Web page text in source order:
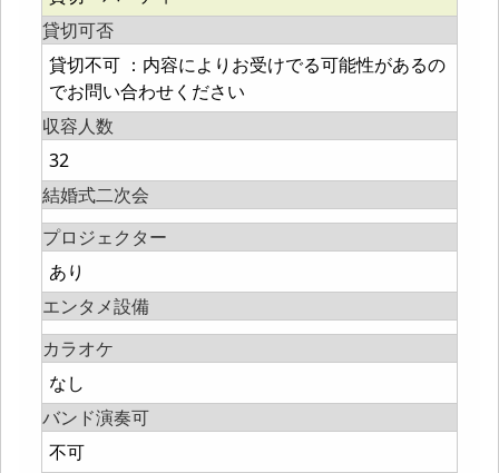
貸切可否
貸切不可 ：内容によりお受けでる可能性があるの
でお問い合わせください
収容人数
32
結婚式二次会
プロジェクター
あり
エンタメ設備
カラオケ
なし
バンド演奏可
不可